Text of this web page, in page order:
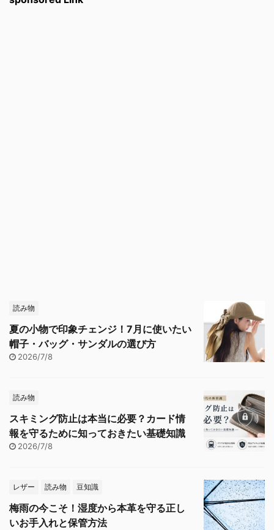
読み物
夏の小物で印象チェンジ！7月に使いたい
帽子・バッグ・サンダルの選び方
2026/7/8
読み物
スキミング防止は本当に必要？カード情
報を守るために知っておきたい基礎知識
2026/7/8
レザー 読み物 豆知識
梅雨の今こそ！湿度から本革を守る正し
いお手入れと保管方法